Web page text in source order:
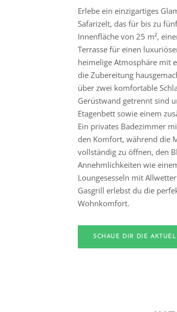
Erlebe ein einzigartiges
Safarizelt, das für bis zu
Innenfläche von 25 m²,
Terrasse für einen
heimelige Atmosphäre mit
die Zubereitung
über zwei komfortable
Gerüstwand getrennt sind
Etagenbett sowie einem
Ein privates Badezimmer
den Komfort, während die
vollständig zu öffnen, den
Annehmlichkeiten wie
Loungesesseln mit
Gasgrill erlebst du die
Wohnkomfort.
SCHAUE DIR DIE